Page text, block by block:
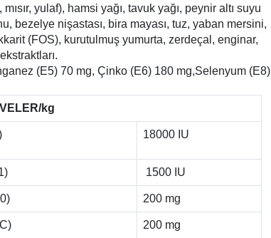
yulaf), hamsi yağı, tavuk yağı, peynir altı suyu
bezelye nişastası, bira mayası, tuz, yaban mersini,
(FOS), kurutulmuş yumurta, zerdeçal, enginar,
(E5) 70 mg, Çinko (E6) 180 mg,Selenyum (E8)
kg
18000 IU
1500 IU
200 mg
200 mg